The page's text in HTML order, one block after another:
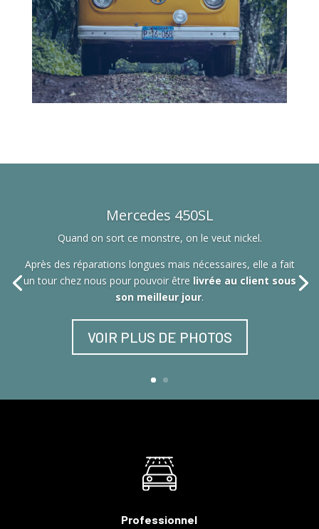
Mercedes 450SL
Quand on sort ce monstre, on le veut nickel.
Après des réparations longues mais nécessaires, elle a fait
un tour chez nous pour pouvoir être livrée au client sous
son meilleur jour.
VOIR PLUS DE PHOTOS
Professionnel